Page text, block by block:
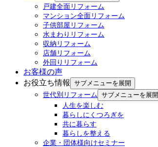
戸建全面リフォーム
マンション全面リフォーム
子供部屋リフォーム
水まわりリフォーム
収納リフォーム
店舗リフォーム
外回りリフォーム
お客様の声
お役立ち情報
サブメニューを展開
世代別リフォーム サブメニューを展開
人生を楽しむ
暮らしにくつろぎを
共に暮らす
暮らしを整える
企業・団体様向けセミナー